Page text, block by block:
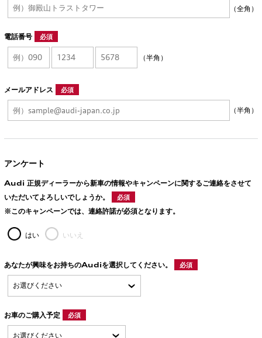
（全角）
電話番号 必須
（半角）
メールアドレス 必須
（半角）
アンケート
Audi 正規ディーラーから新車の情報やキャンペーンに関するご連絡をさせて
いただいてよろしいでしょうか。
必須
※このキャンペーンでは、連絡許諾が必須となります。
はい いいえ
あなたが興味をお持ちのAudiを選択してください。 必須
お車のご購入予定 必須